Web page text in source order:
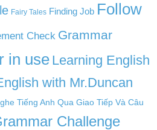
Fairy Tales Finding Job Follow
Check Grammar
in use Learning English
with Mr.Duncan
Tiếng Anh Qua Giao Tiếp Và Câu
Challenge